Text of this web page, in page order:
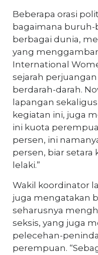
Beberapa orasi
bagaimana
berbagai dunia,
yang
International
sejarah
berdarah-darah.
lapangan
kegiatan ini, juga
ini kuota
persen, ini
persen, biar setara
lelaki.”
Wakil koordinator
juga mengatakan
seharusnya
seksis, yang juga
pelecehan-
perempuan.